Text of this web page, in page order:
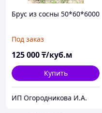
Брус из сосны 50*60*6000
Под заказ
125 000₸/куб.м
Купить
ИП Огородникова И.А.